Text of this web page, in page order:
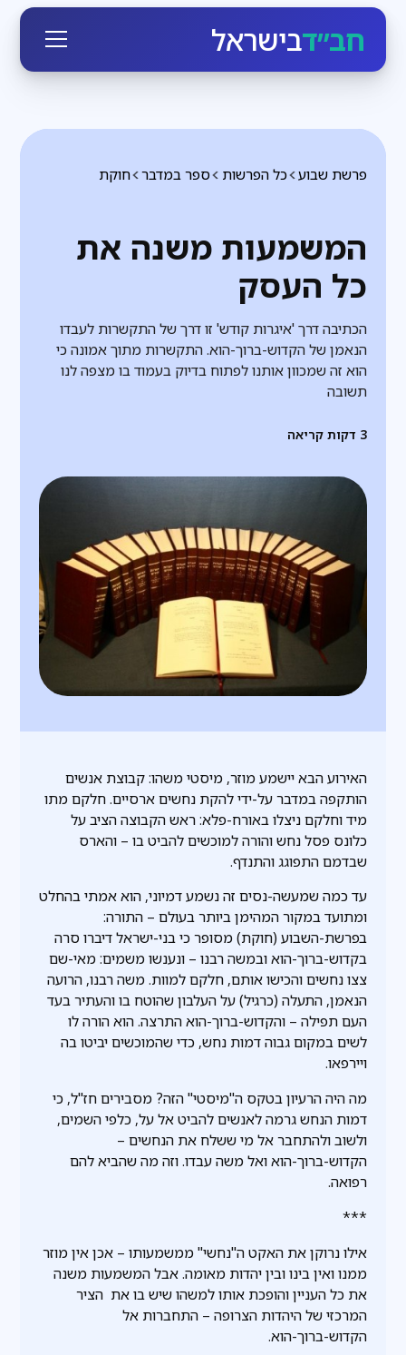
חב״דבישראל
חוקת ספר במדבר כל הפרשות פרשת שבוע
המשמעות משנה את
כל העסק
הכתיבה דרך 'איגרות קודש' זו דרך של התקשרות לעבדו
הנאמן של הקדוש-ברוך-הוא. התקשרות מתוך אמונה כי
הוא זה שמכוון אותנו לפתוח בדיוק בעמוד בו מצפה לנו
תשובה
3 דקות קריאה
האירוע הבא יישמע מוזר, מיסטי משהו: קבוצת אנשים
הותקפה במדבר על-ידי להקת נחשים ארסיים. חלקם מתו
מיד וחלקם ניצלו באורח-פלא: ראש הקבוצה הציב על
כלונס פסל נחש והורה למוכשים להביט בו – והארס
שבדמם התפוגג והתנדף.
עד כמה שמעשה-נסים זה נשמע דמיוני, הוא אמתי בהחלט
ומתועד במקור המהימן ביותר בעולם – התורה:
בפרשת-השבוע (חוקת) מסופר כי בני-ישראל דיברו סרה
בקדוש-ברוך-הוא ובמשה רבנו – ונענשו משמים: מאי-שם
צצו נחשים והכישו אותם, חלקם למוות. משה רבנו, הרועה
הנאמן, התעלה (כרגיל) על העלבון שהוטח בו והעתיר בעד
העם תפילה – והקדוש-ברוך-הוא התרצה. הוא הורה לו
לשים במקום גבוה דמות נחש, כדי שהמוכשים יביטו בה
ויירפאו.
מה היה הרעיון בטקס ה"מיסטי" הזה? מסבירים חז"ל, כי
דמות הנחש גרמה לאנשים להביט אל על, כלפי השמים,
ולשוב ולהתחבר אל מי ששלח את הנחשים –
הקדוש-ברוך-הוא ואל משה עבדו. וזה מה שהביא להם
רפואה.
***
אילו נרוקן את האקט ה"נחשי" ממשמעותו – אכן אין מוזר
ממנו ואין בינו ובין יהדות מאומה. אבל המשמעות משנה
את כל העניין והופכת אותו למשהו שיש בו את הציר
המרכזי של היהדות הצרופה – התחברות אל
הקדוש-ברוך-הוא.